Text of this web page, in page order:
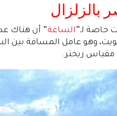
بالزلزال
خاصة لـ” الساعة” أن هناك
وهو عامل المسافة بين